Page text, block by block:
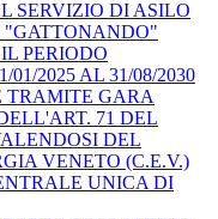
SERVIZIO DI ASILO
PERIODO
01/2025 AL 31/08/2030
TRAMITE GARA
71 DEL
DEL
VENETO (C.E.V.)
UNICA DI